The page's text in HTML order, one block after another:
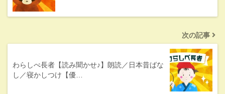
次の記事
わらしべ長者【読み聞かせ♪】朗読／日本昔ばな
し／寝かしつけ【優…